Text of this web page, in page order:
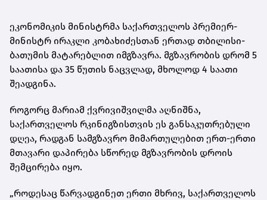
ეკონომიკის მინისტრმა საქართველოს პრემიერ-
მინისტრ ირაკლი კობახიძესთან ერთად თბილისი-
ბათუმის მატარებლით იმგზავრა. მგზავრობის დრომ 5
საათისა და 35 წუთის ნაცვლად, მხოლოდ 4 საათი
შეადგინა.
როგორც მარიამ ქვრივიშვილმა აღნიშნა,
საქართველოს რკინიგზისთვის ეს განსაკუთრებული
დღეა, რადგან სამგზავრო მიმართულებით ერთ-ერთი
მთავარი დაპირება სწორედ მგზავრობის დროის
შემცირება იყო.
„როდესაც წარვადგინეთ ერთი მხრივ, საქართველოს